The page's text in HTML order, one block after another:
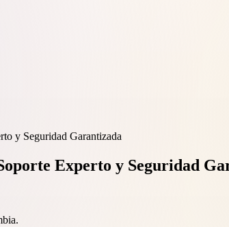
y Seguridad Garantizada
Experto y Seguridad